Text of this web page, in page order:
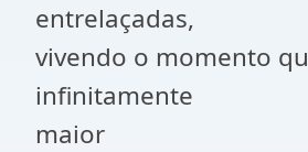
entrelaçadas,
vivendo o momento
infinitamente
maior